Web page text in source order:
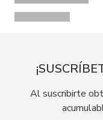
Al suscribirte